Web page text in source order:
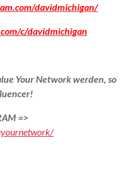
davidmichigan/
c/davidmichigan
Your Network werden, so
=>